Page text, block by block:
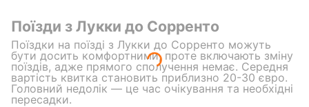
Поїзди з Лукки до Сорренто
Поїздки на поїзді з Лукки до Сорренто можуть
бути досить комфортними, проте включають зміну
поїздів, адже прямого сполучення немає. Середня
вартість квитка становить приблизно 20-30 євро.
Головний недолік — це час очікування та необхідні
пересадки.